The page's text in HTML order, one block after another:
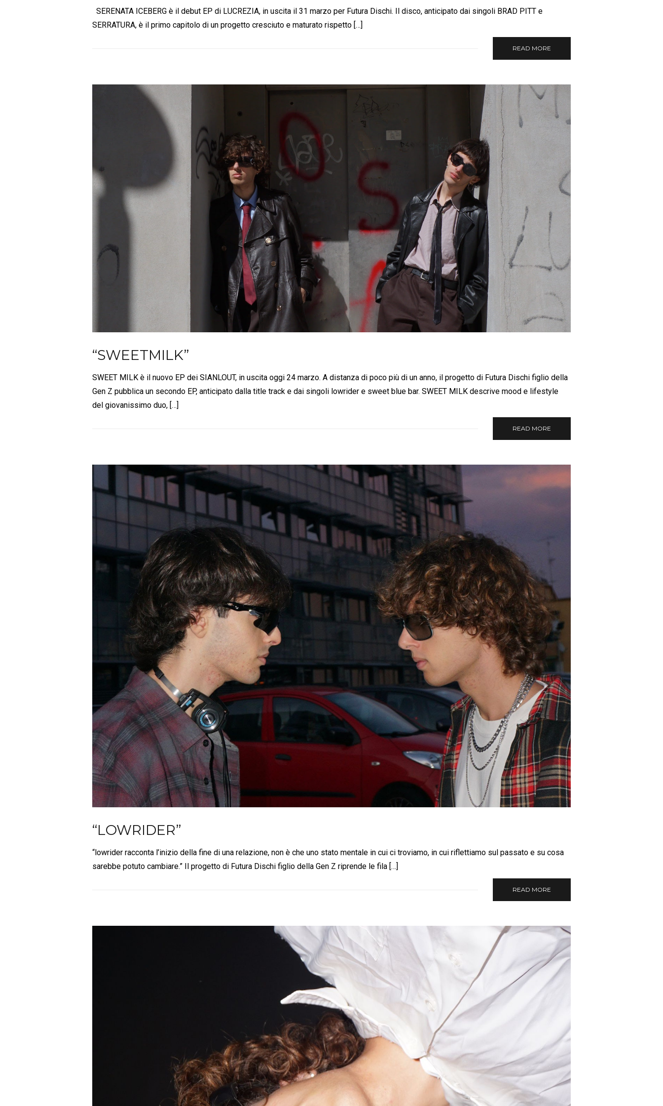
SERENATA ICEBERG è il debut EP di LUCREZIA, in uscita il 31 marzo per Futura Dischi. Il disco, anticipato dai singoli BRAD PITT e
SERRATURA, è il primo capitolo di un progetto cresciuto e maturato rispetto […]
READ MORE
“SWEETMILK”
SWEET MILK è il nuovo EP dei SIANLOUT, in uscita oggi 24 marzo. A distanza di poco più di un anno, il progetto di Futura Dischi figlio della
Gen Z pubblica un secondo EP, anticipato dalla title track e dai singoli lowrider e sweet blue bar. SWEET MILK descrive mood e lifestyle
del giovanissimo duo, […]
READ MORE
“LOWRIDER”
“lowrider racconta l’inizio della fine di una relazione, non è che uno stato mentale in cui ci troviamo, in cui riflettiamo sul passato e su cosa
sarebbe potuto cambiare.” Il progetto di Futura Dischi figlio della Gen Z riprende le fila […]
READ MORE